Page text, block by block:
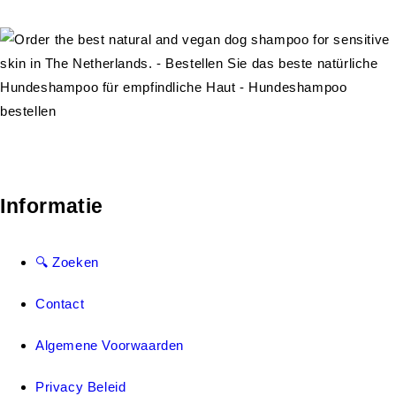
Informatie
🔍 Zoeken
Contact
Algemene Voorwaarden
Privacy Beleid